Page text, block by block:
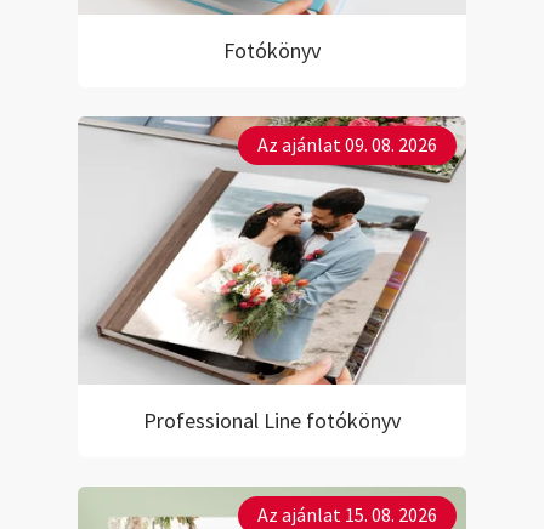
Fotókönyv
Az ajánlat 09. 08. 2026
Professional Line fotókönyv
Az ajánlat 15. 08. 2026